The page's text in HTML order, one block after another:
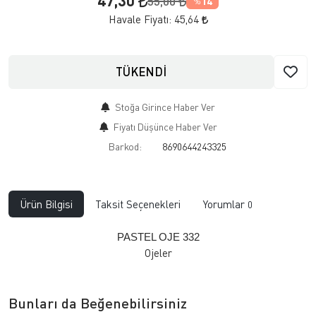
Havale Fiyatı: 45,64
TÜKENDİ
Stoğa Girince Haber Ver
Fiyatı Düşünce Haber Ver
Barkod:
8690644243325
Ürün Bilgisi Taksit Seçenekleri Yorumlar 0
PASTEL OJE 332
Ojeler
Bunları da Beğenebilirsiniz